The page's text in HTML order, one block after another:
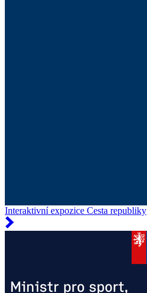
Interaktivní expozice Cesta republiky